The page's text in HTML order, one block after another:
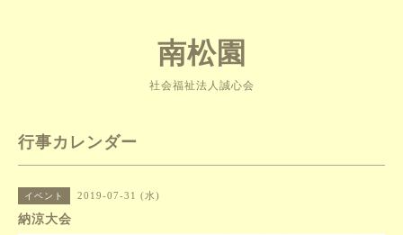
南松園
社会福祉法人誠心会
行事カレンダー
イベント 2019-07-31 (水)
納涼大会